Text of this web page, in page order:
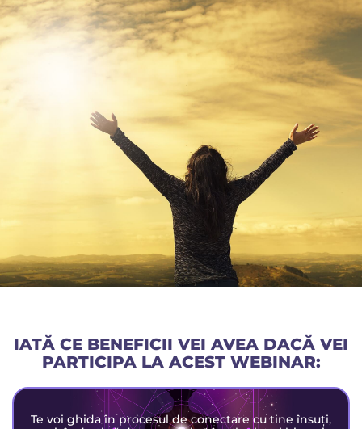
IATĂ CE BENEFICII VEI AVEA DACĂ VEI
PARTICIPA LA ACEST WEBINAR:
Te voi ghida în procesul de conectare cu tine însuți,